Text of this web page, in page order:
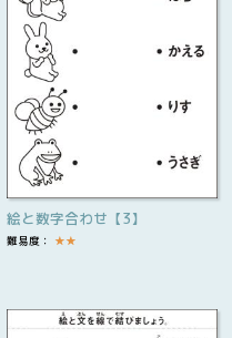
絵と数字合わせ【3】
難易度： ★★